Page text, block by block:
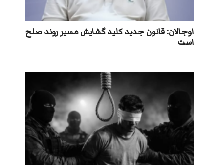
اوجالان: قانون جدید کلید گشایش مسیر روند صلح
است